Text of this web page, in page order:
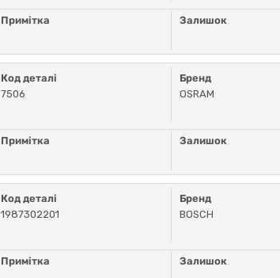
Примітка Залишок
Код деталі
7506
Бренд
OSRAM
Примітка Залишок
Код деталі
1987302201
Бренд
BOSCH
Примітка Залишок